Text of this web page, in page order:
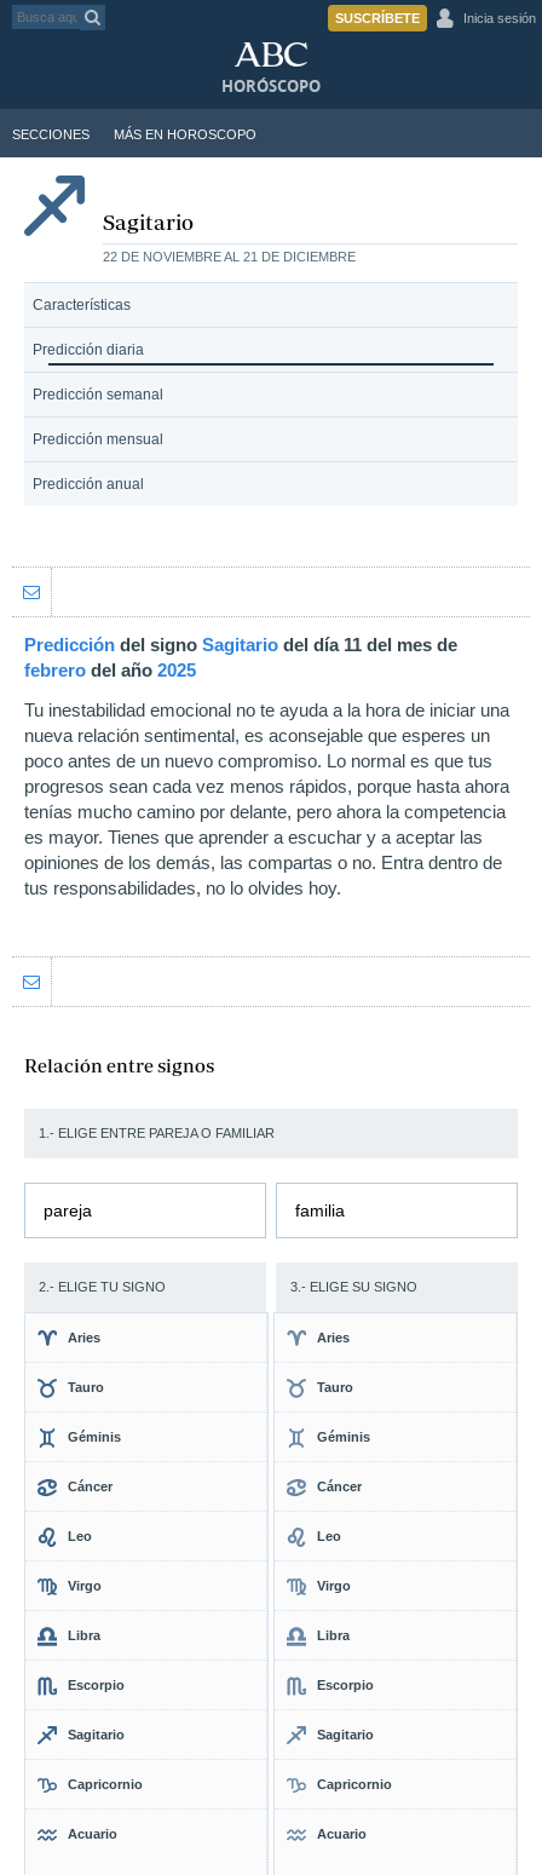
SUSCRÍBETE Inicia sesión
SECCIONES MÁS EN HOROSCOPO
HORÓSCOPO
Sagitario
22 DE NOVIEMBRE AL 21 DE DICIEMBRE
Características
Predicción diaria
Predicción semanal
Predicción mensual
Predicción anual
Predicción del signo Sagitario del día 11 del mes de
febrero del año 2025
Tu inestabilidad emocional no te ayuda a la hora de iniciar una
nueva relación sentimental, es aconsejable que esperes un
poco antes de un nuevo compromiso. Lo normal es que tus
progresos sean cada vez menos rápidos, porque hasta ahora
tenías mucho camino por delante, pero ahora la competencia
es mayor. Tienes que aprender a escuchar y a aceptar las
opiniones de los demás, las compartas o no. Entra dentro de
tus responsabilidades, no lo olvides hoy.
Relación entre signos
1.- ELIGE ENTRE PAREJA O FAMILIAR
pareja familia
2.- ELIGE TU SIGNO 3.- ELIGE SU SIGNO
Aries
Tauro
Géminis
Cáncer
Leo
Virgo
Libra
Escorpio
Sagitario
Capricornio
Acuario
Aries
Tauro
Géminis
Cáncer
Leo
Virgo
Libra
Escorpio
Sagitario
Capricornio
Acuario